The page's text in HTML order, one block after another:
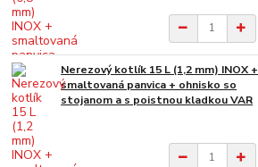
Nerezový kotlík 15 L (1,2 mm) INOX +
smaltovaná panvica + ohnisko so
stojanom a s poistnou kladkou VAR